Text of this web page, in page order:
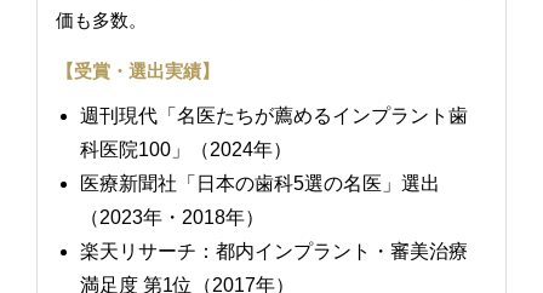
価も多数。
【受賞・選出実績】
週刊現代「名医たちが薦めるインプラント歯
科医院100」（2024年）
医療新聞社「日本の歯科5選の名医」選出
（2023年・2018年）
楽天リサーチ：都内インプラント・審美治療
満足度 第1位（2017年）